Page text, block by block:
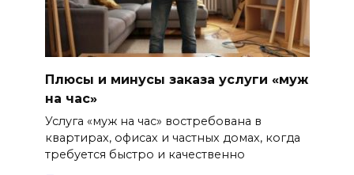
Плюсы и минусы заказа услуги «муж
на час»
Услуга «муж на час» востребована в
квартирах, офисах и частных домах, когда
требуется быстро и качественно